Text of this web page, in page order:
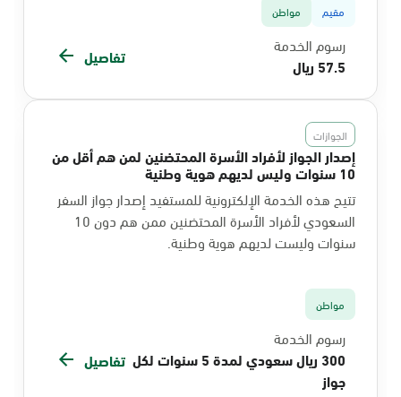
مقيم مواطن
رسوم الخدمة
57.5 ريال
تفاصيل
الجوازات
إصدار الجواز لأفراد الأسرة المحتضنين لمن هم أقل من
10 سنوات وليس لديهم هوية وطنية
تتيح هذه الخدمة الإلكترونية للمستفيد إصدار جواز السفر
السعودي لأفراد الأسرة المحتضنين ممن هم دون 10
سنوات وليست لديهم هوية وطنية.
مواطن
رسوم الخدمة
300 ريال سعودي لمدة 5 سنوات لكل
جواز
تفاصيل